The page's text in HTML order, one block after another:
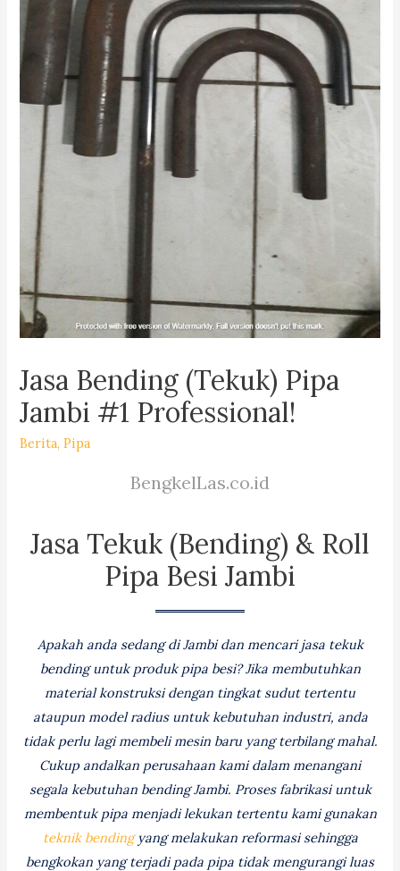
Jasa Bending (Tekuk) Pipa
Jambi #1 Professional!
Berita,Pipa
BengkelLas.co.id
Jasa Tekuk (Bending) & Roll
Pipa Besi Jambi
Apakah anda sedang di Jambi dan mencari jasa tekuk
bending untuk produk pipa besi? Jika membutuhkan
material konstruksi dengan tingkat sudut tertentu
ataupun model radius untuk kebutuhan industri, anda
tidak perlu lagi membeli mesin baru yang terbilang mahal.
Cukup andalkan perusahaan kami dalam menangani
segala kebutuhan bending Jambi. Proses fabrikasi untuk
membentuk pipa menjadi lekukan tertentu kami gunakan
teknik bendingyang melakukan reformasi sehingga
bengkokan yang terjadi pada pipa tidak mengurangi luas